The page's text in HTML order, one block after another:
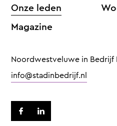
Onze leden
Magazine
Noordwestveluwe in Bedrijf
info@stadinbedrijf.nl